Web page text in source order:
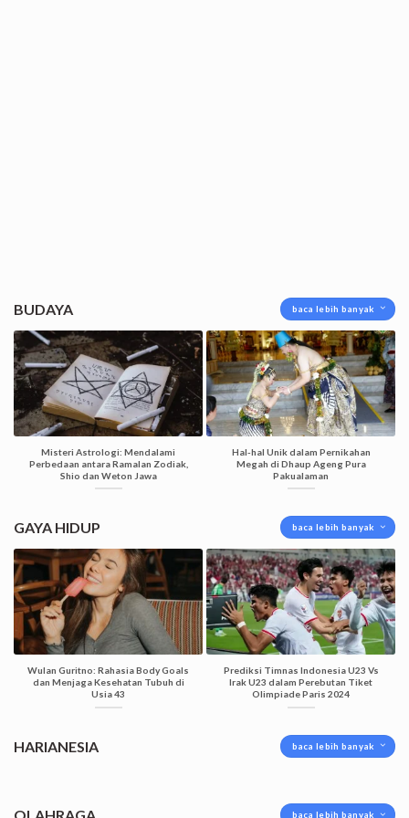
BUDAYA baca lebih banyak
Misteri Astrologi: Mendalami
Perbedaan antara Ramalan Zodiak,
Shio dan Weton Jawa
Hal-hal Unik dalam Pernikahan
Megah di Dhaup Ageng Pura
Pakualaman
GAYA HIDUP baca lebih banyak
Wulan Guritno: Rahasia Body Goals
dan Menjaga Kesehatan Tubuh di
Usia 43
Prediksi Timnas Indonesia U23 Vs
Irak U23 dalam Perebutan Tiket
Olimpiade Paris 2024
HARIANESIA baca lebih banyak
baca lebih banyak